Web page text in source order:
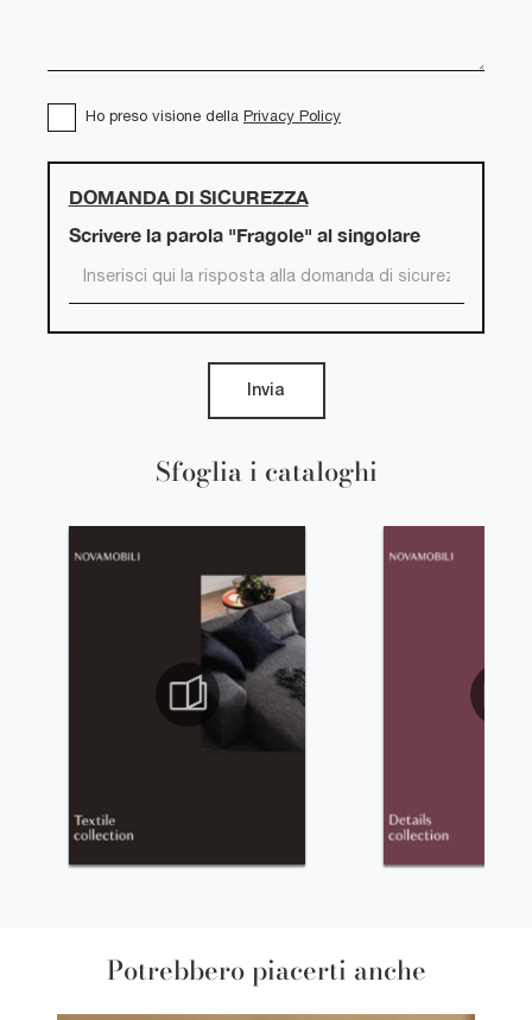
Sfoglia i cataloghi
Ho preso visione della Privacy Policy
DOMANDA DI SICUREZZA
Scrivere la parola "Fragole" al singolare
Invia
Potrebbero piacerti anche